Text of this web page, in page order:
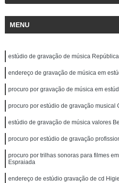
MENU
estúdio de gravação de música República
endereço de gravação de música em
procuro por gravação de música em
procuro por estúdio de gravação musical
estúdio de gravação de música valores
procuro por estúdio de gravação
procuro por trilhas sonoras para filmes
Espraiada
endereço de estúdio gravação de cd